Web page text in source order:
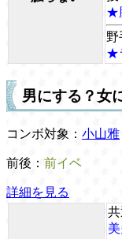
★
野
★
男にする？女
コンボ対象： 小山雅
前後： 前イベ
詳細を見る
共